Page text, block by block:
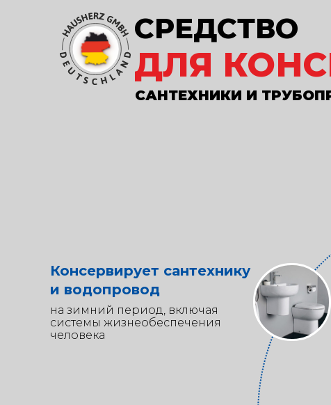
ДЛЯ
СРЕДСТВО
САНТЕХНИКИ И
Консервирует сантехнику
и водопровод
на зимний период, включая
системы жизнеобеспечения
человека